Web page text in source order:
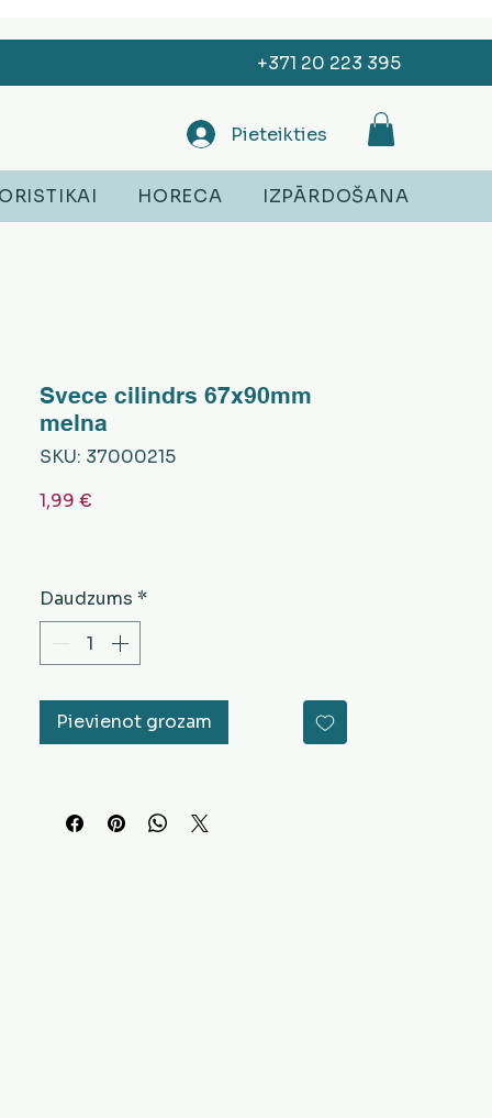
+371 20 223 395
Pieteikties
HORECA IZPĀRDOŠANA
Svece cilindrs 67x90mm
melna
SKU: 37000215
1,99 €
Daudzums *
Pievienot grozam